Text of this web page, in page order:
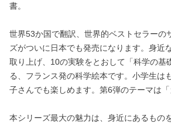
書。
世界53か国で翻訳、世界的ベストセラーの
ズがついに日本でも発売になります。身近
取り上げ、10の実験をとおして「科学の基
る、フランス発の科学絵本です。小学生は
子さんでも楽しめます。第6弾のテーマは「
本シリーズ最大の魅力は、身近にあるもの